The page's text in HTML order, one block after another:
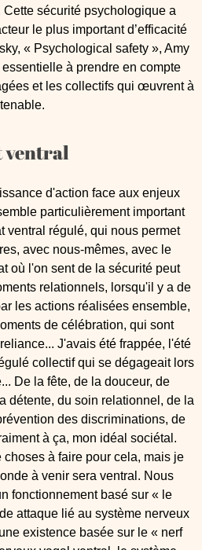
sécurité psychologique a
le plus important d’efficacité
« Psychological safety », Amy
à prendre en compte
et les collectifs qui œuvrent à
ventral
d'action face aux enjeux
particulièrement important
ventral régulé, qui nous permet
avec nous-mêmes, avec le
où l'on sent de la sécurité peut
relationnels, lorsqu'il y a de
les actions réalisées ensemble,
de célébration, qui sont
J'avais été frappée, l'été
collectif qui se dégageait lors
De la fête, de la douceur, de
détente, du soin relationnel, de la
des discriminations, de
à ça, mon idéal sociétal.
choses à faire pour cela, mais je
à venir sera ventral. Nous
fonctionnement basé sur « le
attaque lié au système nerveux
existence basée sur le « nerf